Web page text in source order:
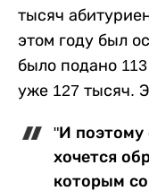
тысяч
этом году был
было подано
уже 127 тысяч.
"И поэтому
хочется
которым